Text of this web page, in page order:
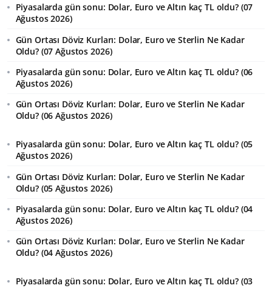
Piyasalarda gün sonu: Dolar, Euro ve Altın kaç TL oldu? (07
Ağustos 2026)
Gün Ortası Döviz Kurları: Dolar, Euro ve Sterlin Ne Kadar
Oldu? (07 Ağustos 2026)
Piyasalarda gün sonu: Dolar, Euro ve Altın kaç TL oldu? (06
Ağustos 2026)
Gün Ortası Döviz Kurları: Dolar, Euro ve Sterlin Ne Kadar
Oldu? (06 Ağustos 2026)
Piyasalarda gün sonu: Dolar, Euro ve Altın kaç TL oldu? (05
Ağustos 2026)
Gün Ortası Döviz Kurları: Dolar, Euro ve Sterlin Ne Kadar
Oldu? (05 Ağustos 2026)
Piyasalarda gün sonu: Dolar, Euro ve Altın kaç TL oldu? (04
Ağustos 2026)
Gün Ortası Döviz Kurları: Dolar, Euro ve Sterlin Ne Kadar
Oldu? (04 Ağustos 2026)
Piyasalarda gün sonu: Dolar, Euro ve Altın kaç TL oldu? (03